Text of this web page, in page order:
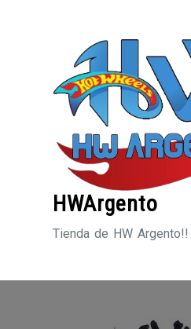
HWArgento
Tienda de HW Argento!!